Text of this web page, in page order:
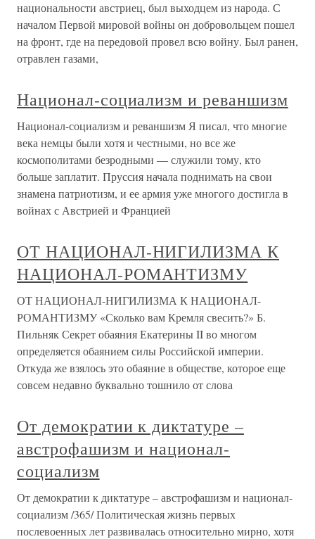
национальности австриец, был выходцем из народа. С
началом Первой мировой войны он добровольцем пошел
на фронт, где на передовой провел всю войну. Был ранен,
отравлен газами,
Национал-социализм и реваншизм
Национал-социализм и реваншизм Я писал, что многие
века немцы были хотя и честными, но все же
космополитами безродными — служили тому, кто
больше заплатит. Пруссия начала поднимать на свои
знамена патриотизм, и ее армия уже многого достигла в
войнах с Австрией и Францией
ОТ НАЦИОНАЛ-НИГИЛИЗМА К
НАЦИОНАЛ-РОМАНТИЗМУ
ОТ НАЦИОНАЛ-НИГИЛИЗМА К НАЦИОНАЛ-
РОМАНТИЗМУ «Сколько вам Кремля свесить?» Б.
Пильняк Секрет обаяния Екатерины II во многом
определяется обаянием силы Российской империи.
Откуда же взялось это обаяние в обществе, которое еще
совсем недавно буквально тошнило от слова
От демократии к диктатуре –
австрофашизм и национал-
социализм
От демократии к диктатуре – австрофашизм и национал-
социализм /365/ Политическая жизнь первых
послевоенных лет развивалась относительно мирно, хотя